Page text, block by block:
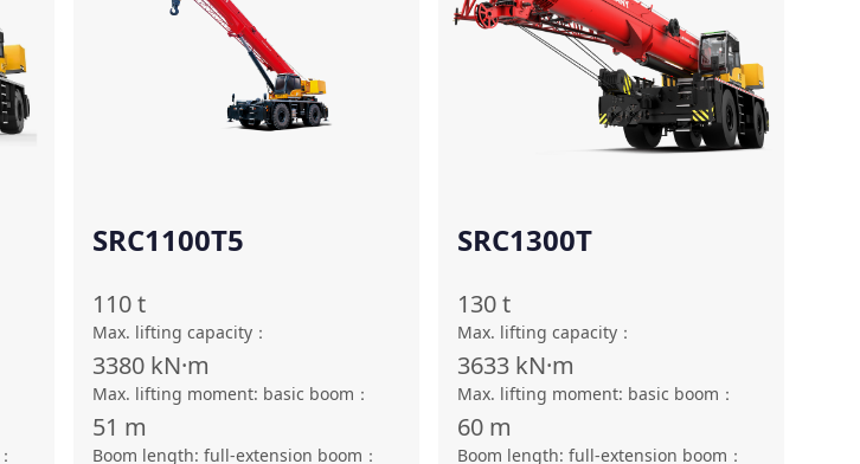
：
SRC1100T5
110t
Max. lifting capacity ：
3380 kN·m
Max. lifting moment: basic boom ：
51 m
Boom length: full-extension boom ：
SRC1300T
130t
Max. lifting capacity ：
3633 kN·m
Max. lifting moment: basic boom ：
60 m
Boom length: full-extension boom ：